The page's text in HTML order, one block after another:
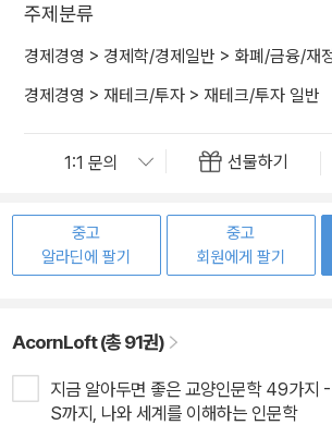
주제분류
경제경영 > 경제학/경제일반 > 화폐/금융/재
경제경영 > 재테크/투자 > 재테크/투자 일반
선물하기
중고
알라딘에 팔기
중고
회원에게 팔기
AcornLoft (총 91권)
지금 알아두면 좋은 교양인문학 49가지
S까지, 나와 세계를 이해하는 인문학